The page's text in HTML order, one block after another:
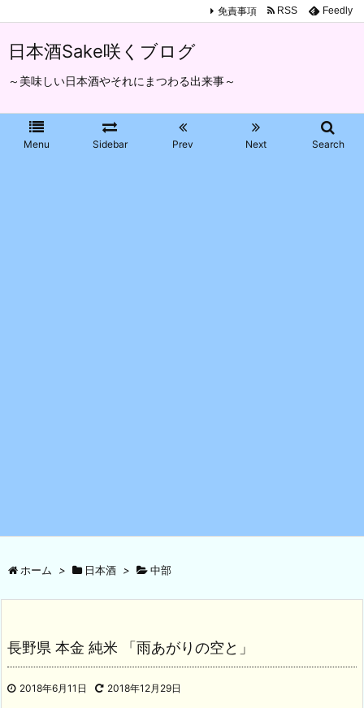
日本酒Sake咲くブログ
～美味しい日本酒やそれにまつわる出来事～
Menu Sidebar Prev Next Search
免責事項 RSS Feedly
ホーム > 日本酒 > 中部
長野県 本金 純米 「雨あがりの空と」
2018年6月11日 2018年12月29日